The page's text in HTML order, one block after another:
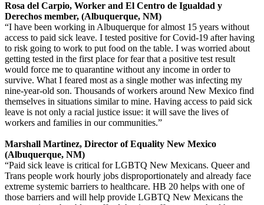
Rosa del Carpio, Worker and El Centro de Igualdad y
Derechos member, (Albuquerque, NM)
“I have been working in Albuquerque for almost 15 years without
access to paid sick leave. I tested positive for Covid-19 after having
to risk going to work to put food on the table. I was worried about
getting tested in the first place for fear that a positive test result
would force me to quarantine without any income in order to
survive. What I feared most as a single mother was infecting my
nine-year-old son. Thousands of workers around New Mexico find
themselves in situations similar to mine. Having access to paid sick
leave is not only a racial justice issue: it will save the lives of
workers and families in our communities.”
Marshall Martinez, Director of Equality New Mexico
(Albuquerque, NM)
“Paid sick leave is critical for LGBTQ New Mexicans. Queer and
Trans people work hourly jobs disproportionately and already face
extreme systemic barriers to healthcare. HB 20 helps with one of
those barriers and will help provide LGBTQ New Mexicans the